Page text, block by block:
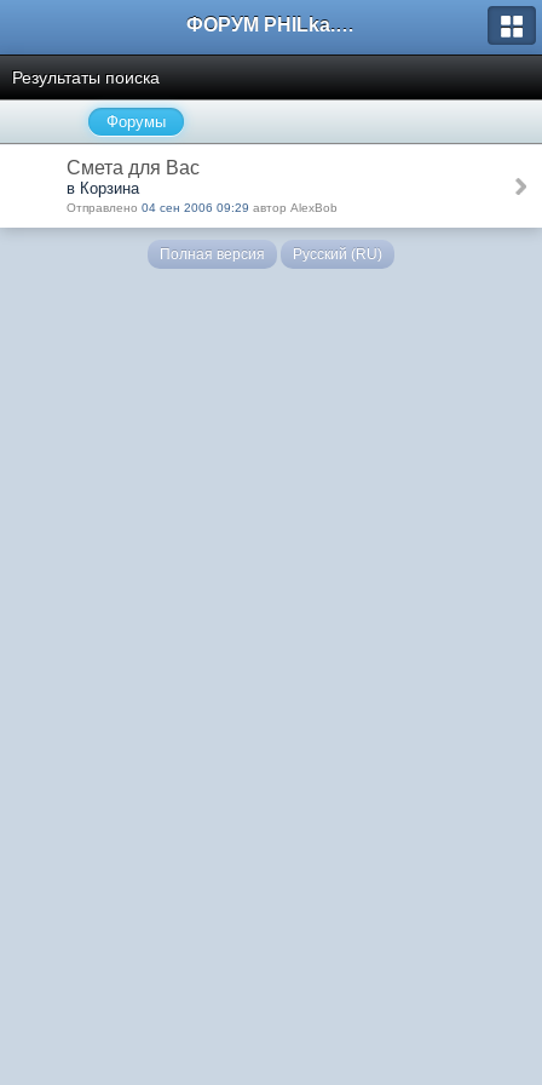
ФОРУМ PHILka.RU
Результаты поиска
Форумы
Смета для Вас
в Корзина
Отправлено 04 сен 2006 09:29 автор AlexBob
Полная версия Русский (RU)